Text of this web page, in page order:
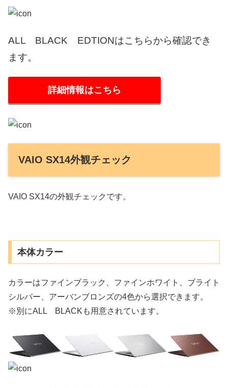
ALL BLACK EDTIONはこちらから確認でき
ます。
詳細情報はこちら
VAIO SX14外観チェック
VAIO SX14の外観チェックです。
本体カラー
カラーはファインブラック、ファインホワイト、ブライト
シルバー、アーバンブロンズの4色から選択できます。
※別にALL BLACKも用意されています。